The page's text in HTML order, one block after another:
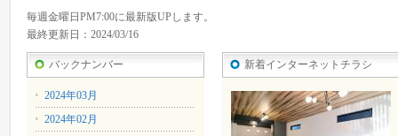
毎週金曜日PM7:00に最新版UPします。
最終更新日：2024/03/16
バックナンバー
2024年03月
2024年02月
新着インターネットチラシ